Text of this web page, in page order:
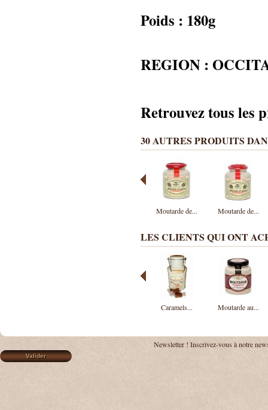
Poids : 180g
REGION :
Retrouvez tous les
30 AUTRES PRODUITS
Moutarde de... Moutarde de...
LES CLIENTS QUI ONT
Caramels... Moutarde au...
Newsletter ! Inscrivez-vous à notre